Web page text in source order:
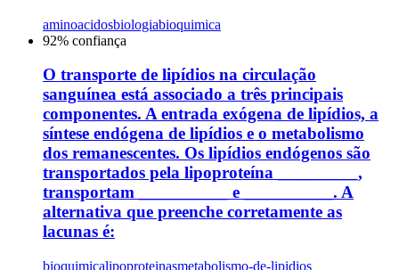
aminoacidosbiologiabioquimica
92% confiança
O transporte de lipídios na circulação
sanguínea está associado a três principais
componentes. A entrada exógena de lipídios, a
síntese endógena de lipídios e o metabolismo
dos remanescentes. Os lipídios endógenos são
transportados pela lipoproteína _________,
transportam __________ e __________. A
alternativa que preenche corretamente as
lacunas é:
bioquimicalipoproteinasmetabolismo-de-lipidios